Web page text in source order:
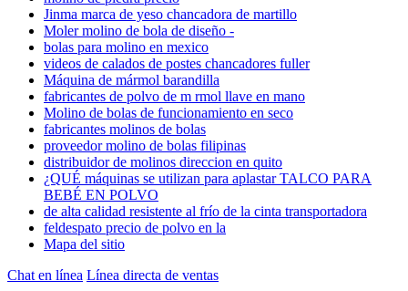
Jinma marca de yeso chancadora de martillo
Moler molino de bola de diseño -
bolas para molino en mexico
videos de calados de postes chancadores fuller
Máquina de mármol barandilla
fabricantes de polvo de m rmol llave en mano
Molino de bolas de funcionamiento en seco
fabricantes molinos de bolas
proveedor molino de bolas filipinas
distribuidor de molinos direccion en quito
¿QUÉ máquinas se utilizan para aplastar TALCO PARA
BEBÉ EN POLVO
de alta calidad resistente al frío de la cinta transportadora
feldespato precio de polvo en la
Mapa del sitio
Chat en línea Línea directa de ventas